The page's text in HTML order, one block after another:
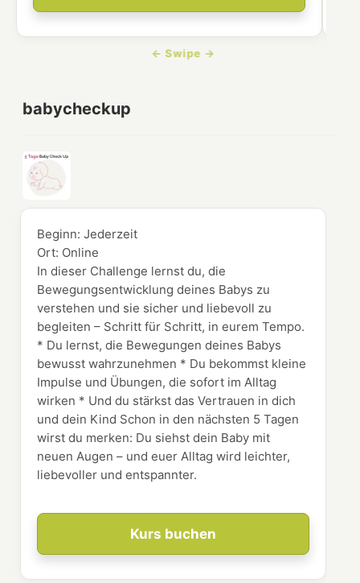
babycheckup
Kurs buchen
Beginn:Jederzeit
Ort: Online
In dieser Challenge lernst du, die
Bewegungsentwicklung deines Babys zu
verstehen und sie sicher und liebevoll zu
begleiten – Schritt für Schritt, in eurem Tempo.
* Du lernst, die Bewegungen deines Babys
bewusst wahrzunehmen * Du bekommst kleine
Impulse und Übungen, die sofort im Alltag
wirken * Und du stärkst das Vertrauen in dich
und dein Kind Schon in den nächsten 5 Tagen
wirst du merken: Du siehst dein Baby mit
neuen Augen – und euer Alltag wird leichter,
liebevoller und entspannter.